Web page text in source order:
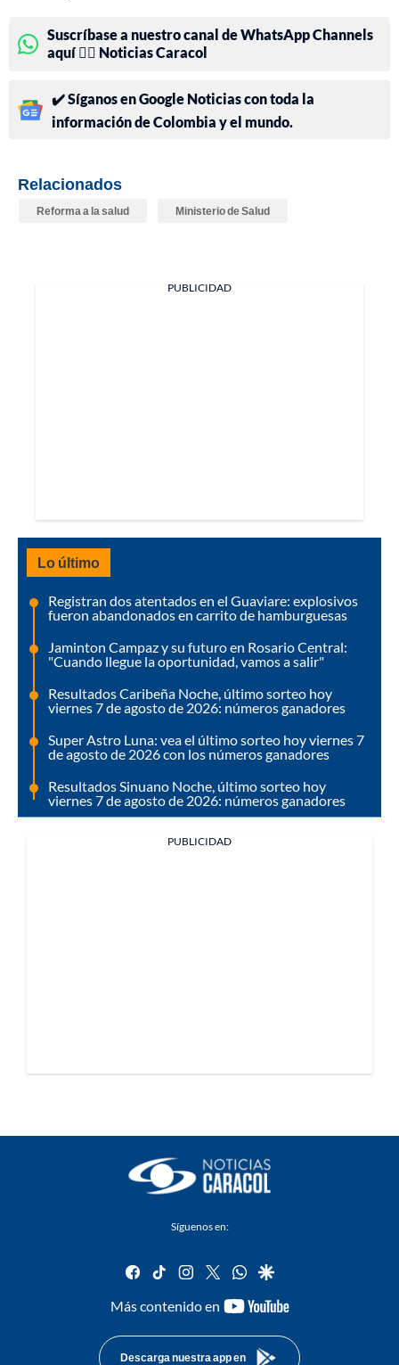
Suscríbase a nuestro canal de WhatsApp Channels
aquí 👉🏻 Noticias Caracol
✔️ Síganos en Google Noticias con toda la
información de Colombia y el mundo.
Relacionados
Reforma a la salud Ministerio de Salud
PUBLICIDAD
Lo último
Registran dos atentados en el Guaviare: explosivos
fueron abandonados en carrito de hamburguesas
Jaminton Campaz y su futuro en Rosario Central:
"Cuando llegue la oportunidad, vamos a salir"
Resultados Caribeña Noche, último sorteo hoy
viernes 7 de agosto de 2026: números ganadores
Super Astro Luna: vea el último sorteo hoy viernes 7
de agosto de 2026 con los números ganadores
Resultados Sinuano Noche, último sorteo hoy
viernes 7 de agosto de 2026: números ganadores
PUBLICIDAD
Síguenos en:
facebook
tiktok instagram
twitterwhatsapp
google
Más contenido en
youtube-
Descarga nuestra app en